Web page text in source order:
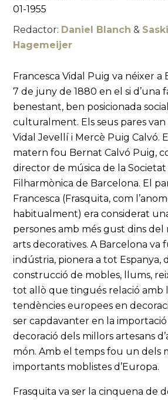
01-1955
Redactor: Daniel Blanch &
Hagemeijer
Francesca Vidal Puig va néixer a
7 de juny de 1880 en el si d’una
benestant, ben posicionada
culturalment. Els seus pares van
Vidal Jevellí i Mercè Puig Calvó.
matern fou Bernat Calvó Puig,
director de música de la Societat
Filharmònica de Barcelona. El
Francesca (Frasquita, com
habitualment) era considerat
persones amb més gust dins del
arts decoratives. A Barcelona va
indústria, pionera a tot Espanya,
construcció de mobles, llums,
tot allò que tingués relació amb
tendències europees en
ser capdavanter en la
decoració dels millors artesans
món. Amb el temps fou un dels
importants moblistes d’Europa.
Frasquita va ser la cinquena de